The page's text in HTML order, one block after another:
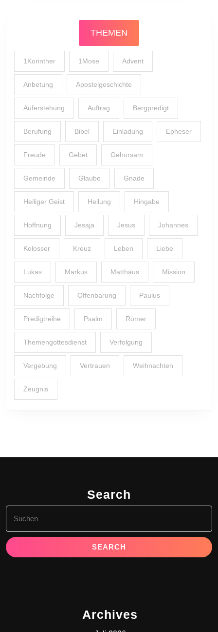
THEMEN
1Korinther 1Mose Advent
Anbetung Apostelgeschichte
Auferstehung Auftrag Bergpredigt
Berufung Bibel Einladung Epheser
Freude Gebet Gehorsam
Gemeinde Glaube Gnade
Heiliger Geist Heilung Hingabe
Hoffnung Jesaja Jesus Johannes
Kolosser Kreuz Leben Liebe
Lukas Markus Matthäus Mission
Nachfolge Offenbarung Paulus
Predigtreihe Psalm Römer
Themengottesdienst Verfolgung
Vergebung Vertrauen Weihnachten
Zeugnis
Search
for:
Archives